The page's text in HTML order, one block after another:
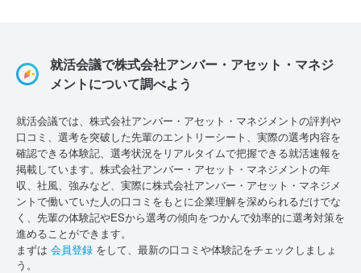
就活会議で株式会社アンバー・アセット・マネジ
メントについて調べよう
就活会議では、株式会社アンバー・アセット・マネジメントの評判や
口コミ、選考を突破した先輩のエントリーシート、実際の選考内容を
確認できる体験記、選考状況をリアルタイムで把握できる就活速報を
掲載しています。株式会社アンバー・アセット・マネジメントの年
収、社風、強みなど、実際に株式会社アンバー・アセット・マネジメ
ントで働いていた人の口コミをもとに企業理解を深められるだけでな
く、先輩の体験記やESから選考の傾向をつかんで効率的に選考対策を
進めることができます。
まずは 会員登録 をして、最新の口コミや体験記をチェックしましょ
う。